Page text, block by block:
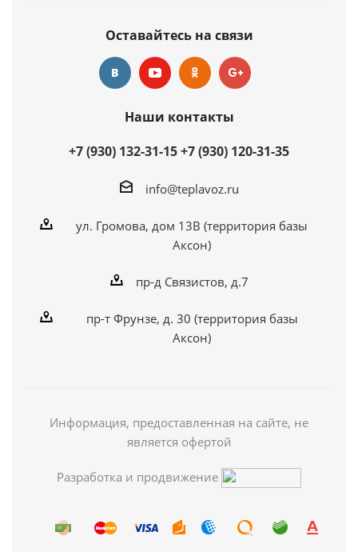
Оставайтесь на связи
Наши контакты
+7 (930) 132-31-15+7 (930) 120-31-35
info@teplavoz.ru
ул. Громова, дом 13В (территория базы
Аксон)
пр-д Связистов, д.7
пр-т Фрунзе, д. 30 (территория базы
Аксон)
Информация, предоставленная на сайте, не
является офертой
Разработка и продвижение